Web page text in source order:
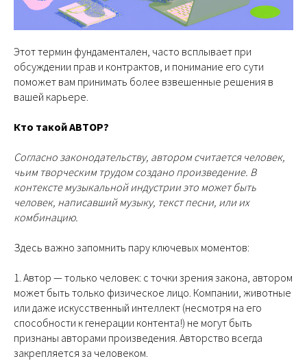
Этот термин фундаментален, часто всплывает при
обсуждении прав и контрактов, и понимание его сути
поможет вам принимать более взвешенные решения в
вашей карьере.
Кто такой АВТОР?
Согласно законодательству, автором считается человек,
чьим творческим трудом создано произведение. В
контексте музыкальной индустрии это может быть
человек, написавший музыку, текст песни, или их
комбинацию.
Здесь важно запомнить пару ключевых моментов:
1. Автор — только человек: с точки зрения закона, автором
может быть только физическое лицо. Компании, животные
или даже искусственный интеллект (несмотря на его
способности к генерации контента!) не могут быть
признаны авторами произведения. Авторство всегда
закрепляется за человеком.